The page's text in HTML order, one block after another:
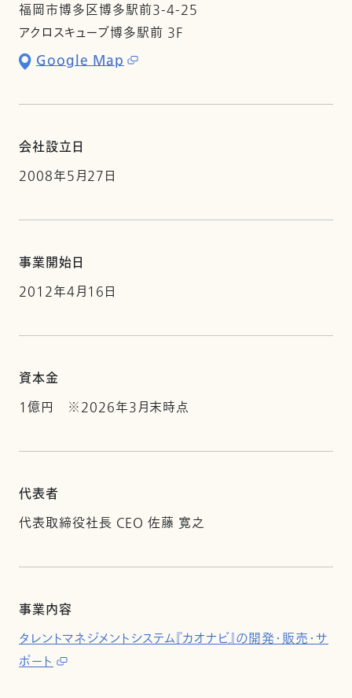
福岡市博多区博多駅前3-4-25
アクロスキューブ博多駅前 3F
Google Map
会社設立日
2008年5月27日
事業開始日
2012年4月16日
資本金
1億円 ※2026年3月末時点
代表者
代表取締役社長 CEO 佐藤 寛之
事業内容
タレントマネジメントシステム『カオナビ』の開発・販売・サ
ポート